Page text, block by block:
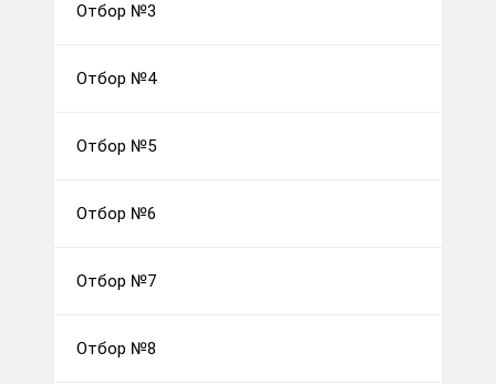
Отбор №3
Отбор №4
Отбор №5
Отбор №6
Отбор №7
Отбор №8